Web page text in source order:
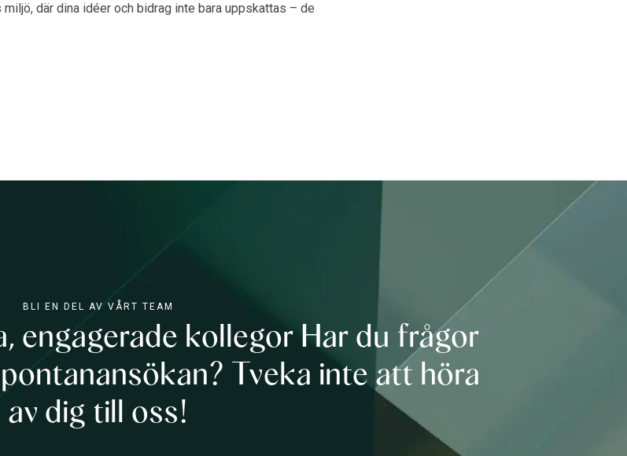
där dina idéer och bidrag inte bara uppskattas – de
BLI EN DEL AV VÅRT TEAM
engagerade kollegor Har du frågor
Tveka inte att höra
av dig till oss!